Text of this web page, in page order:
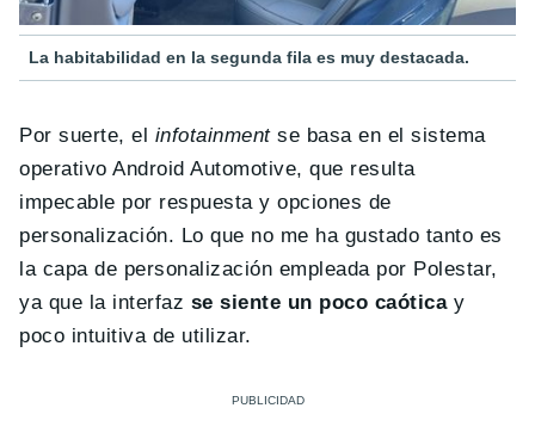
La habitabilidad en la segunda fila es muy destacada.
Por suerte, el infotainmentse basa en el sistema
operativo Android Automotive, que resulta
impecable por respuesta y opciones de
personalización. Lo que no me ha gustado tanto es
la capa de personalización empleada por Polestar,
ya que la interfaz se siente un poco caótica y
poco intuitiva de utilizar.